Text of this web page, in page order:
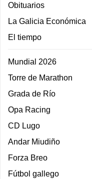
Obituarios
La Galicia Económica
El tiempo
Mundial 2026
Torre de Marathon
Grada de Río
Opa Racing
CD Lugo
Andar Miudiño
Forza Breo
Fútbol gallego